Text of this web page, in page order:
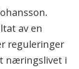
av en
reguleringer
næringslivet i